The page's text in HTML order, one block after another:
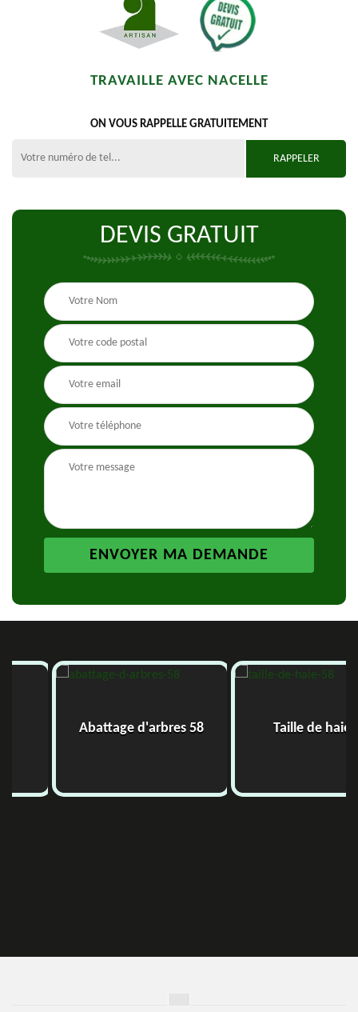
TRAVAILLE AVEC NACELLE
ON VOUS RAPPELLE GRATUITEMENT
DEVIS GRATUIT
Abattage d'arbres 58 Taille de haie